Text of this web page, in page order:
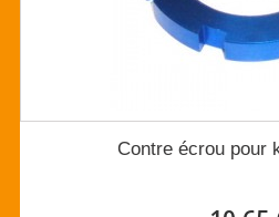
Contre écrou pour